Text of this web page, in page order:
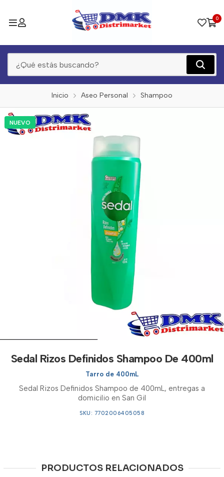
0
Inicio Aseo Personal Shampoo
NUEVO
Sedal Rizos Definidos Shampoo De 400ml
Tarro de 400mL
Sedal Rizos Definidos Shampoo de 400mL, entregas a
domicilio en San Gil
SKU: 7702006405058
PRODUCTOS RELACIONADOS